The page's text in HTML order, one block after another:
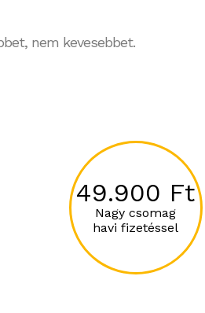
nem kevesebbet.
49.900 Ft
Nagy csomag
havi fizetéssel